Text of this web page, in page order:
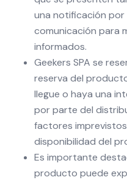
una notificación por
comunicación para
informados.
Geekers SPA se
reserva del
llegue o haya una
por parte del
factores
disponibilidad del
Es importante
producto puede